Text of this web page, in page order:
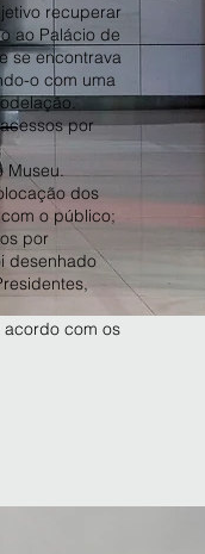
recuperar
ao Palácio de
se encontrava
o com uma
por
Museu.
dos
o público;
por
desenhado
acordo com os